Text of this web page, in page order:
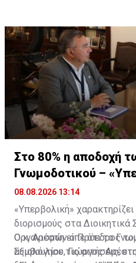
Στο 80% η αποδοχή
Γνωμοδοτικού –
08.08.2026 13:14
«Υπερβολική» χαρακτηρίζει
διορισμούς στα
Οργανισμών ο Πρόεδρος
Συμβουλίου, Γιώργος
Ο κ. Αρέστη είπε ότι το
αξιολόγησε τις αιτήσεις,